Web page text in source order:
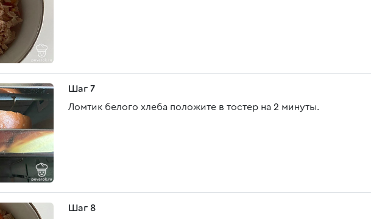
Шаг 7
Ломтик белого хлеба положите в тостер на 2 минуты.
Шаг 8